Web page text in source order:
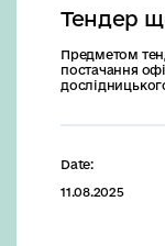
Тендер
Предметом
постачання
Date:
11.08.2025